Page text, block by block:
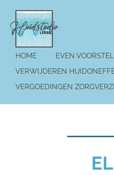
direct
naar
hoofdinhoud
HOME EVEN
VERWIJDEREN
VERGOEDINGEN